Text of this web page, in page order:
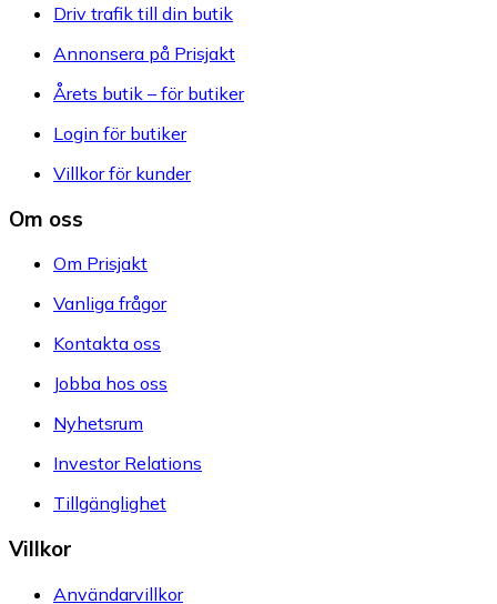
Driv trafik till din butik
Annonsera på Prisjakt
Årets butik – för butiker
Login för butiker
Villkor för kunder
Om oss
Om Prisjakt
Vanliga frågor
Kontakta oss
Jobba hos oss
Nyhetsrum
Investor Relations
Tillgänglighet
Villkor
Användarvillkor